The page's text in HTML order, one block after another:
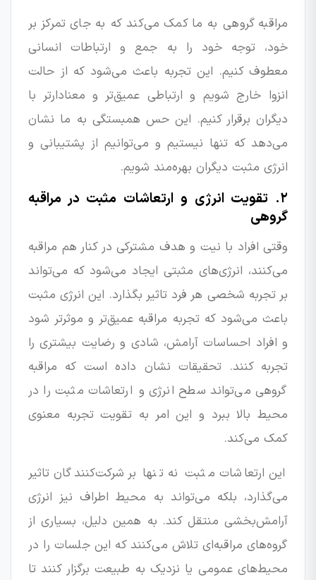
مراقبه گروهی به ما کمک می‌کند که به جای تمرکز بر
خود، توجه خود را به جمع و ارتباطات انسانی
معطوف کنیم. این تجربه باعث می‌شود که از حالت
انزوا خارج شویم و ارتباطی عمیق‌تر و معنادارتر با
دیگران برقرار کنیم. این حس همبستگی به ما نشان
می‌دهد که تنها نیستیم و می‌توانیم از پشتیبانی و
انرژی مثبت دیگران بهره‌مند شویم.
۲. تقویت انرژی و ارتعاشات مثبت در مراقبه
گروهی
وقتی افراد با نیت و هدف مشترکی در کنار هم مراقبه
می‌کنند، انرژی‌های مثبتی ایجاد می‌شود که می‌تواند
بر تجربه شخصی هر فرد تاثیر بگذارد. این انرژی مثبت
باعث می‌شود که تجربه مراقبه عمیق‌تر و موثرتر شود
و افراد احساسات آرامش، شادی و رضایت بیشتری را
تجربه کنند. تحقیقات نشان داده است که مراقبه
گروهی می‌تواند سطح انرژی و ارتعاشات مثبت را در
محیط بالا ببرد و این امر به تقویت تجربه معنوی
کمک می‌کند.
این ارتعاشات مثبت نه تنها بر شرکت‌کنندگان تاثیر
می‌گذارد، بلکه می‌تواند به محیط اطراف نیز انرژی
آرامش‌بخشی منتقل کند. به همین دلیل، بسیاری از
گروه‌های مراقبه‌ای تلاش می‌کنند که این جلسات را در
محیط‌های عمومی یا نزدیک به طبیعت برگزار کنند تا